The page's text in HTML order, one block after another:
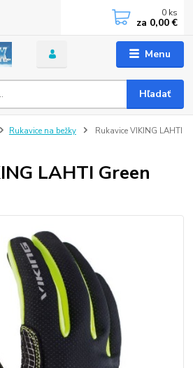
Menu
Hľadať
0 ks
za 0,00 €
Rukavice na bežky
Rukavice VIKING LAHTI
LAHTI Green